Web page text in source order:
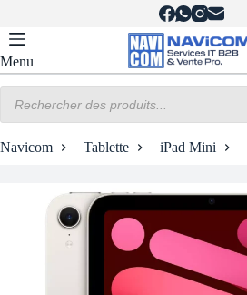
contenu
Menu
produits
Navicom Tablette iPad Mini